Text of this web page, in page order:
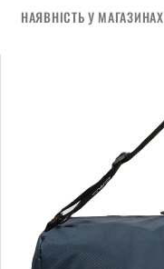
НАЯВНІСТЬ У МАГАЗИНАХ